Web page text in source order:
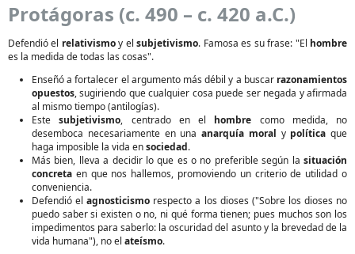
Protágoras (c. 490 – c. 420 a.C.)
Defendió el relativismoy elsubjetivismo. Famosa es su frase: "El hombre
es la medida de todas las cosas".
Enseñó a fortalecer el argumento más débil y a buscar razonamientos
opuestos, sugiriendo que cualquier cosa puede ser negada y afirmada
al mismo tiempo (antilogías).
Estesubjetivismo, centrado en el hombre como medida, no
desemboca necesariamente en una anarquía moral y política que
haga imposible la vida ensociedad.
Más bien, lleva a decidir lo que es o no preferible según la situación
concreta en que nos hallemos, promoviendo un criterio de utilidad o
conveniencia.
Defendió elagnosticismo respecto a los dioses ("Sobre los dioses no
puedo saber si existen o no, ni qué forma tienen; pues muchos son los
impedimentos para saberlo: la oscuridad del asunto y la brevedad de la
vida humana"), no el ateísmo.